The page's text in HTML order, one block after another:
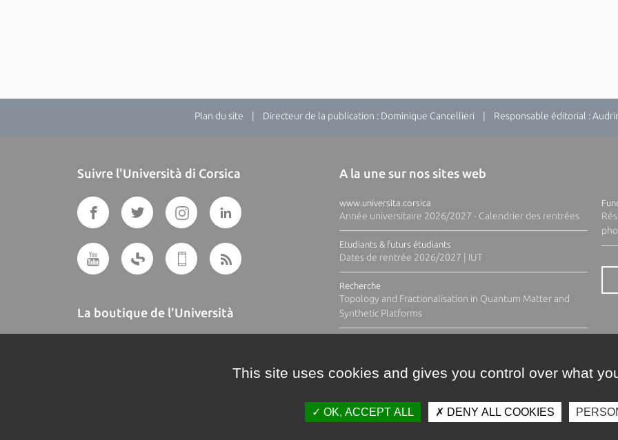
Plan du site | Directeur de la publication : Dominique Cancellieri | Responsable éditorial :
Suivre l'Università di Corsica
La boutique de l'Università
A la une sur nos sites web
www.universita.corsica
Année universitaire 2026/2027 - Calendrier des rentrées
Etudiants & futurs étudiants
Dates de rentrée 2026/2027 | IUT
Recherche
Topology and Fractionalisation in Quantum Matter and
Synthetic Platforms
This site uses cookies and gives you control over what
OK, ACCEPT ALL DENY ALL COOKIES